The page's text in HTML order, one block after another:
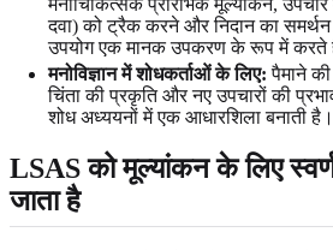
मनोचिकित्सक प्रारंभिक मूल्यांकन,
दवा) को ट्रैक करने और निदान का
उपयोग एक मानक उपकरण के रूप में करते
मनोविज्ञान में शोधकर्ताओं के लिए: पैमाने
चिंता की प्रकृति और नए उपचारों की
शोध अध्ययनों में एक आधारशिला बनाती है।
LSAS को मूल्यांकन के लिए
जाता है